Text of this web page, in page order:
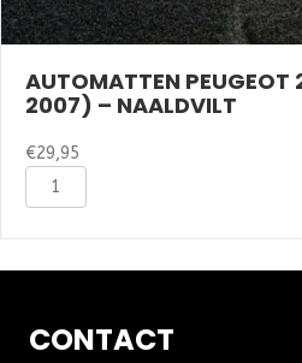
AUTOMATTEN
2007) – NAALDVILT
€29,95
Automatten
Peugeot
(2001-
Naaldvilt
CONTACT